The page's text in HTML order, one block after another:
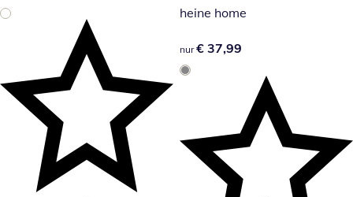
heine home
€ 37,99
nur € 37,99